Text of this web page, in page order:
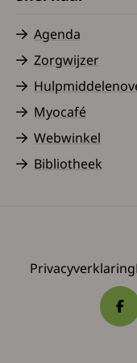
Agenda
Zorgwijzer
Myocafé
Webwinkel
Bibliotheek
Privacyverklaring